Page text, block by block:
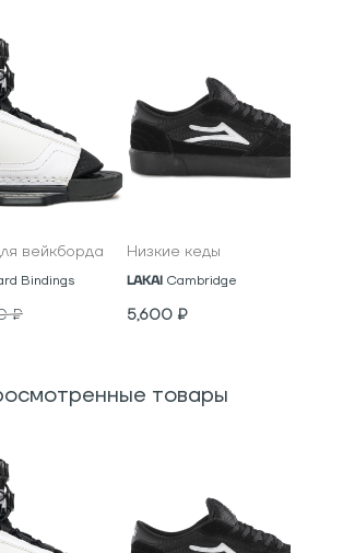
вейкборда
Bindings
₽
Низкие кеды
LAKAI Cambridge
5,600 ₽
товары